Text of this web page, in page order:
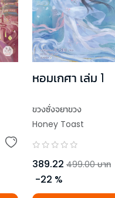
หอมเกศา เล่ม 1
ขวงซั่งจยาขวง
Honey Toast
389.22 499.00 บาท
-22 %